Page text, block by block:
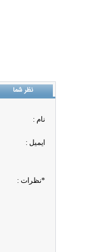
نظر شما
نام :
ايميل :
*نظرات :